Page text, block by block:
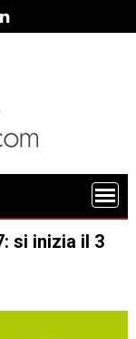
si inizia il 3